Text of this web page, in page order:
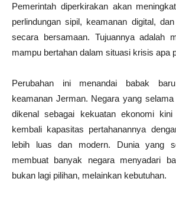
Pemerintah diperkirakan akan
perlindungan sipil, keamanan digital,
secara bersamaan. Tujuannya adalah
mampu bertahan dalam situasi krisis apa
Perubahan ini menandai babak
keamanan Jerman. Negara yang
dikenal sebagai kekuatan ekonomi
kembali kapasitas pertahanannya
lebih luas dan modern. Dunia yang
membuat banyak negara menyadari
bukan lagi pilihan, melainkan kebutuhan.